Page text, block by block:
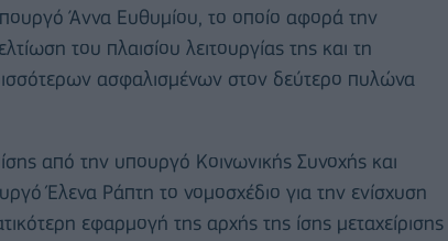
Άννα Ευθυμίου, το οποίο αφορά την
του πλαισίου λειτουργίας της και τη
ασφαλισμένων στον δεύτερο πυλώνα
από την υπουργό Κοινωνικής Συνοχής και
Έλενα Ράπτη το νομοσχέδιο για την ενίσχυση
εφαρμογή της αρχής της ίσης μεταχείρισης